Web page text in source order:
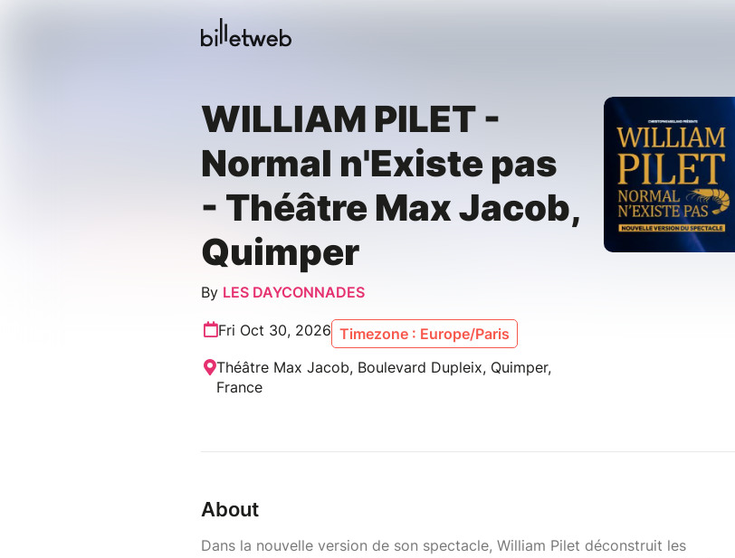
WILLIAM PILET -
Normal n'Existe pas
- Théâtre Max Jacob,
Quimper
By LES DAYCONNADES
Fri Oct 30, 2026 Timezone : Europe/Paris
Théâtre Max Jacob, Boulevard Dupleix, Quimper,
France
About
Dans la nouvelle version de son spectacle, William Pilet déconstruit les